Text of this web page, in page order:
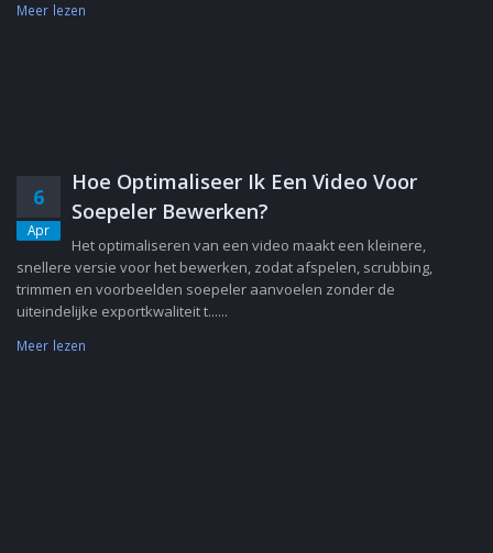
Meer lezen
6
Apr
Hoe Optimaliseer Ik Een Video Voor
Soepeler Bewerken?
Het optimaliseren van een video maakt een kleinere,
snellere versie voor het bewerken, zodat afspelen, scrubbing,
trimmen en voorbeelden soepeler aanvoelen zonder de
uiteindelijke exportkwaliteit t......
Meer lezen